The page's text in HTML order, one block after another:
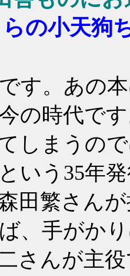
の小天狗
す。あの
の時代で
しまうの
いう35年
田繁さん
、手がか
さんが主